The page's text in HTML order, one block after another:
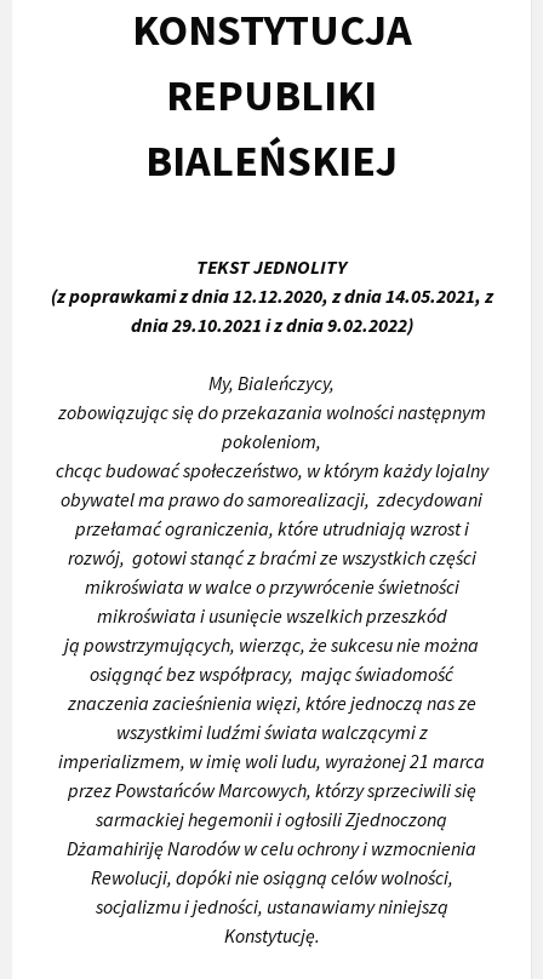
KONSTYTUCJA
REPUBLIKI
BIALEŃSKIEJ
TEKST JEDNOLITY
(z poprawkami z dnia 12.12.2020, z dnia 14.05.2021, z
dnia 29.10.2021 i z dnia 9.02.2022)
My, Bialeńczycy,
zobowiązując się do przekazania wolności następnym
pokoleniom,
chcąc budować społeczeństwo, w którym każdy lojalny
obywatel ma prawo do samorealizacji, zdecydowani
przełamać ograniczenia, które utrudniają wzrost i
rozwój, gotowi stanąć z braćmi ze wszystkich części
mikroświata w walce o przywrócenie świetności
mikroświata i usunięcie wszelkich przeszkód
ją powstrzymujących, wierząc, że sukcesu nie można
osiągnąć bez współpracy, mając świadomość
znaczenia zacieśnienia więzi, które jednoczą nas ze
wszystkimi ludźmi świata walczącymi z
imperializmem, w imię woli ludu, wyrażonej 21 marca
przez Powstańców Marcowych, którzy sprzeciwili się
sarmackiej hegemonii i ogłosili Zjednoczoną
Dżamahiriję Narodów w celu ochrony i wzmocnienia
Rewolucji, dopóki nie osiągną celów wolności,
socjalizmu i jedności, ustanawiamy niniejszą
Konstytucję.